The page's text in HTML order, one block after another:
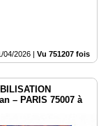
04/2026 | Vu 751207 fois
– PARIS 75007 à